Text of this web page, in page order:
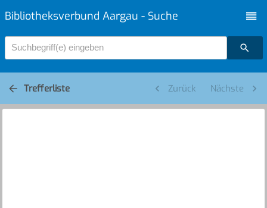
Bibliotheksverbund Aargau - Suche
Suchbegriff(e) eingeben
Trefferliste Zurück Nächste